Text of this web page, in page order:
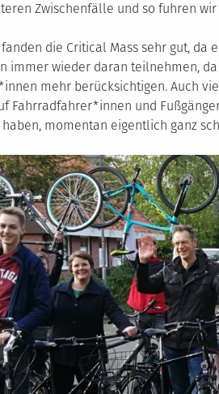
Zwischenfälle und so fuhren
die Critical Mass sehr gut, da
immer wieder daran teilnehmen,
mehr berücksichtigen. Auch
Fahrradfahrer*innen und
momentan eigentlich ganz